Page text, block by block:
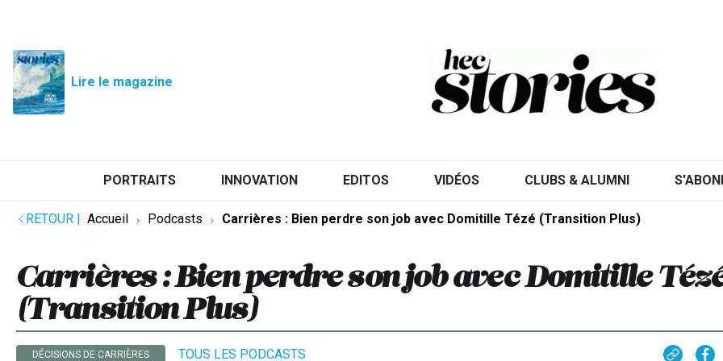
Lire le magazine
PORTRAITS INNOVATION EDITOS VIDÉOS CLUBS & ALUMNI
RETOUR | Accueil Podcasts Carrières : Bien perdre son job avec Domitille Tézé (Transition Plus)
Carrières : Bien perdre son job avec Domitille
(Transition Plus)
DÉCISIONS DE CARRIÈRES TOUS LES PODCASTS